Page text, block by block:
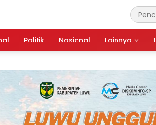
Politik Nasional Lainnya